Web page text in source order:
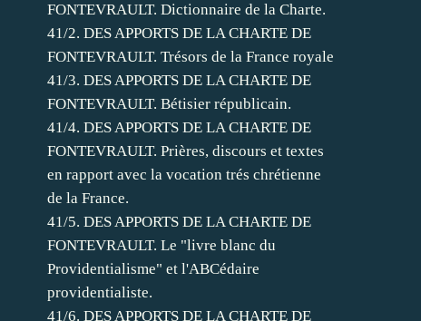
FONTEVRAULT. Dictionnaire de la Charte.
41/2. DES APPORTS DE LA CHARTE DE
FONTEVRAULT. Trésors de la France royale
41/3. DES APPORTS DE LA CHARTE DE
FONTEVRAULT. Bétisier républicain.
41/4. DES APPORTS DE LA CHARTE DE
FONTEVRAULT. Prières, discours et textes
en rapport avec la vocation trés chrétienne
de la France.
41/5. DES APPORTS DE LA CHARTE DE
FONTEVRAULT. Le "livre blanc du
Providentialisme" et l'ABCédaire
providentialiste.
41/6. DES APPORTS DE LA CHARTE DE